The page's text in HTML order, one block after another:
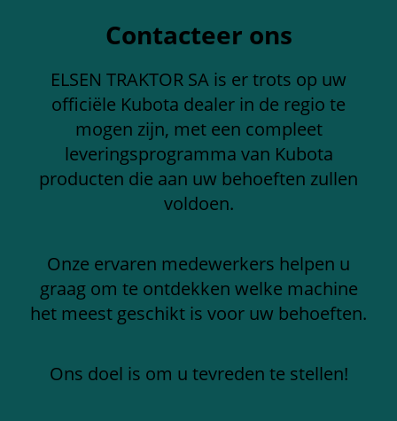
Contacteer ons
ELSEN TRAKTOR SA is er trots op uw
officiële Kubota dealer in de regio te
mogen zijn, met een compleet
leveringsprogramma van Kubota
producten die aan uw behoeften zullen
voldoen.
Onze ervaren medewerkers helpen u
graag om te ontdekken welke machine
het meest geschikt is voor uw behoeften.
Ons doel is om u tevreden te stellen!